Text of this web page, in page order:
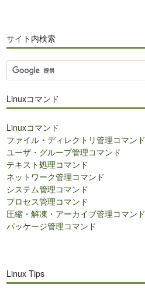
サイト内検索
サ
イ
内
索
Linuxコマンド
Linuxコマンド
ファイル・ディレクトリ管理コマンド
ユーザ・グループ管理コマンド
テキスト処理コマンド
ネットワーク管理コマンド
システム管理コマンド
プロセス管理コマンド
圧縮・解凍・アーカイブ管理コマンド
パッケージ管理コマンド
Linux Tips